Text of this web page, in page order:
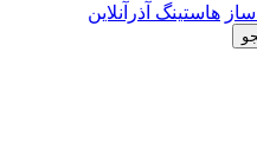
هاستینگ آذرآنلاین